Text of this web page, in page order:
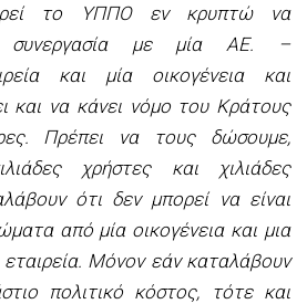
το ΥΠΠΟ εν κρυπτώ να
συνεργασία με μία ΑΕ. –
και μία οικογένεια και
και να κάνει νόμο του Κράτους
Πρέπει να τους δώσουμε,
χρήστες και χιλιάδες
ότι δεν μπορεί να είναι
από μία οικογένεια και μια
Μόνον εάν καταλάβουν
πολιτικό κόστος, τότε και